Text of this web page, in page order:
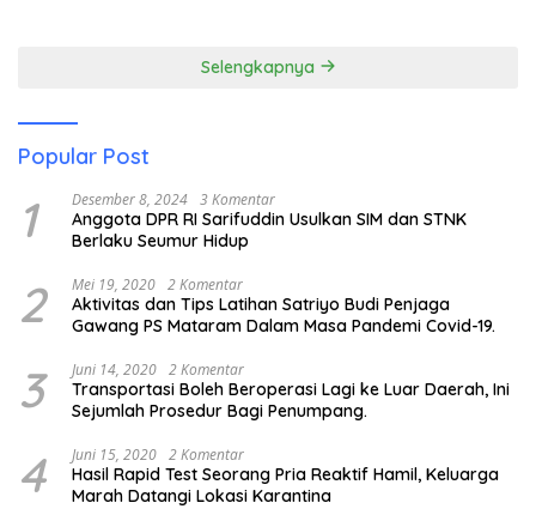
Selengkapnya
Popular Post
1 Desember 8, 2024 3 Komentar
Anggota DPR RI Sarifuddin Usulkan SIM dan STNK
Berlaku Seumur Hidup
2 Mei 19, 2020 2 Komentar
Aktivitas dan Tips Latihan Satriyo Budi Penjaga
Gawang PS Mataram Dalam Masa Pandemi Covid-19.
3 Juni 14, 2020 2 Komentar
Transportasi Boleh Beroperasi Lagi ke Luar Daerah, Ini
Sejumlah Prosedur Bagi Penumpang.
4 Juni 15, 2020 2 Komentar
Hasil Rapid Test Seorang Pria Reaktif Hamil, Keluarga
Marah Datangi Lokasi Karantina